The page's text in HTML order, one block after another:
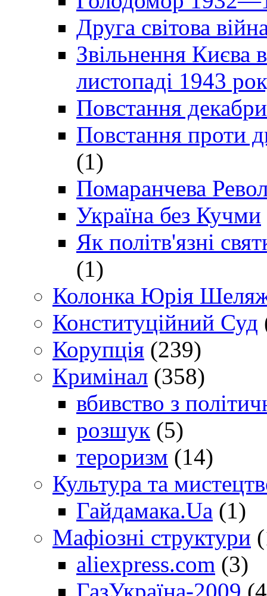
Друга світова
Звільнення Києва
листопаді 1943
Повстання
Повстання проти
(1)
Помаранчева
Україна без Кучми
Як політв'язні
(1)
Колонка Юрія
Конституційний Суд
Корупція (239)
Кримінал (358)
вбивство з
розшук (5)
тероризм (14)
Культура та
Гайдамака.Ua (1)
Мафіозні структури
aliexpress.com (3)
ГазУкраїна-2009